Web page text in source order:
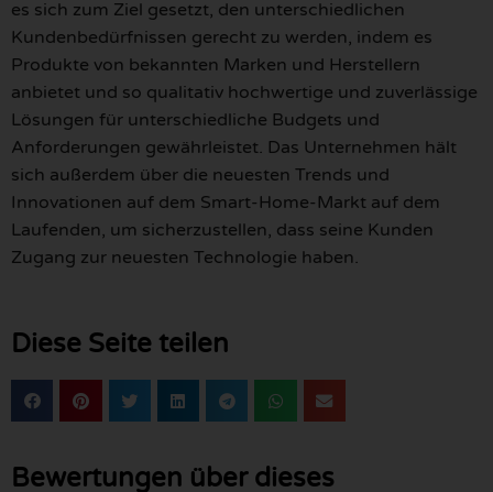
es sich zum Ziel gesetzt, den unterschiedlichen
Kundenbedürfnissen gerecht zu werden, indem es
Produkte von bekannten Marken und Herstellern
anbietet und so qualitativ hochwertige und zuverlässige
Lösungen für unterschiedliche Budgets und
Anforderungen gewährleistet. Das Unternehmen hält
sich außerdem über die neuesten Trends und
Innovationen auf dem Smart-Home-Markt auf dem
Laufenden, um sicherzustellen, dass seine Kunden
Zugang zur neuesten Technologie haben.
Diese Seite teilen
Bewertungen über dieses